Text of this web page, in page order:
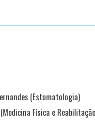
(Estomatologia)
Física e